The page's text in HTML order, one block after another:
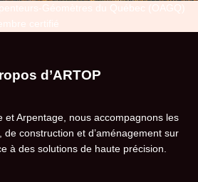
d’ARTOP
et Arpentage, nous accompagnons les
de construction et d’aménagement sur
à des solutions de haute précision.